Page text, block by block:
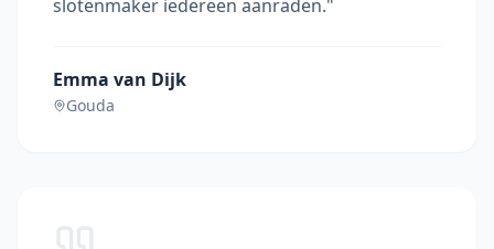
slotenmaker iedereen aanraden."
Emma van Dijk
Gouda